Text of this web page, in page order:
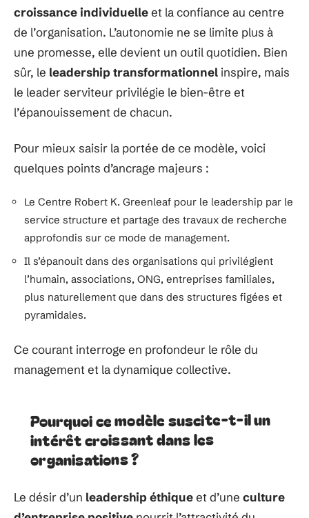
croissance individuelleet la confiance au centre
de l’organisation. L’autonomie ne se limite plus à
une promesse, elle devient un outil quotidien. Bien
sûr, le leadership transformationnel inspire, mais
le leader serviteur privilégie le bien-être et
l’épanouissement de chacun.
Pour mieux saisir la portée de ce modèle, voici
quelques points d’ancrage majeurs :
Le Centre Robert K. Greenleaf pour le leadership par le
service structure et partage des travaux de recherche
approfondis sur ce mode de management.
Il s’épanouit dans des organisations qui privilégient
l’humain, associations, ONG, entreprises familiales,
plus naturellement que dans des structures figées et
pyramidales.
Ce courant interroge en profondeur le rôle du
management et la dynamique collective.
Pourquoi ce modèle suscite-t-il un
intérêt croissant dans les
organisations ?
Le désir d’un leadership éthiqueet d’une culture